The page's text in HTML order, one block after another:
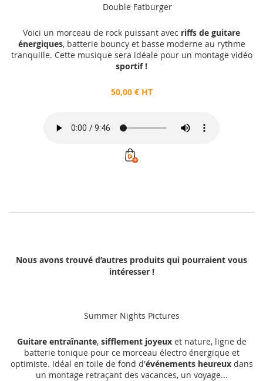
Double Fatburger
Voici un morceau de rock puissant avec riffs de guitare
énergiques, batterie bouncy et basse moderne au rythme
tranquille. Cette musique sera idéale pour un montage vidéo
sportif !
50,00 € HT
Nous avons trouvé d’autres produits qui pourraient vous
intéresser !
Summer Nights Pictures
Guitare entraînante, sifflement joyeuxet nature, ligne de
batterie tonique pour ce morceau électro énergique et
optimiste. Idéal en toile de fond d'événements heureuxdans
un montage retraçant des vacances, un voyage...